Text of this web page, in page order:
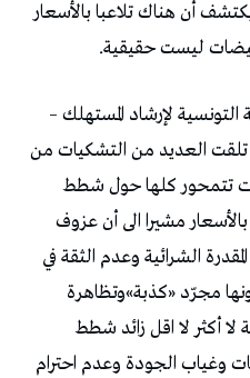
أن هناك تلاعبا بالأسعار
ليست حقيقية.
لإرشاد المستهلك –
تلقت العديد من التشكيات من
تتمحور كلها حول شطط
مشيرا الى أن عزوف
الشرائية وعدم الثقة في
مجرّد «كذبة»وتظاهرة
لا أكثر لا اقل زائد شطط
وغياب الجودة وعدم احترام